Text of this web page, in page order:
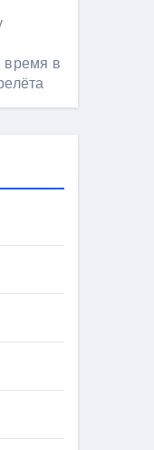
время в